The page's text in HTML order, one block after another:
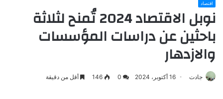
اقتصاد
نوبل الاقتصاد 2024 تُمنح لثلاثة
باحثين عن دراسات المؤسسات
والازدهار
جادت 16 أكتوبر، 2024 0
146 أقل من دقيقة